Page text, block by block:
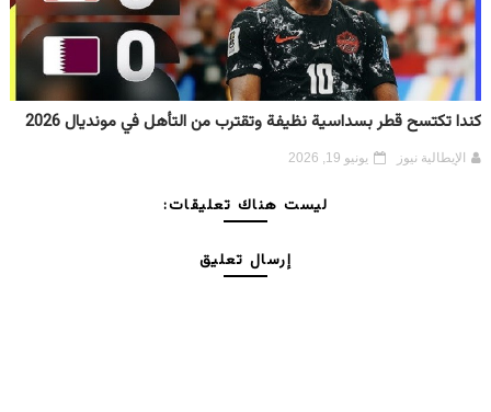
كندا تكتسح قطر بسداسية نظيفة وتقترب من التأهل في مونديال 2026
الإيطالية نيوز يونيو 19, 2026
ليست هناك تعليقات:
إرسال تعليق